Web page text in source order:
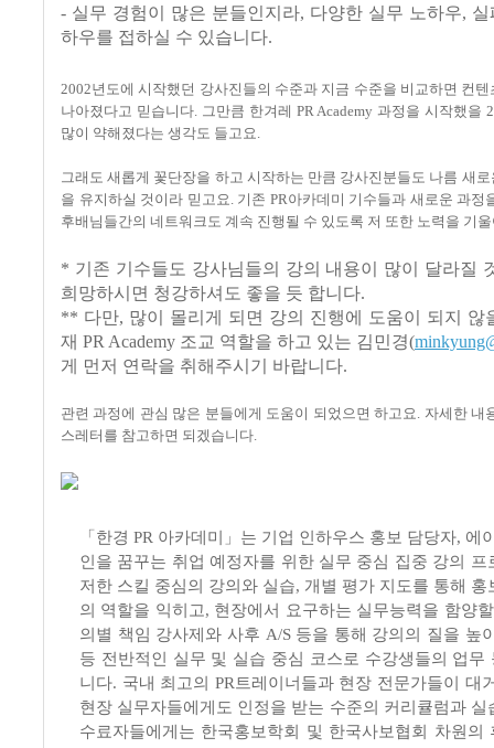
- 실무 경험이 많은 분들인지라, 다양한 실무 노하우,
하우를 접하실 수 있습니다.
2002년도에 시작했던 강사진들의 수준과 지금 수준을 비교하면 컨
나아졌다고 믿습니다. 그만큼 한겨레 PR Academy 과정을 시작했을
많이 약해졌다는 생각도 들고요.
그래도 새롭게 꽃단장을 하고 시작하는 만큼 강사진분들도 나름 새
을 유지하실 것이라 믿고요 기존 PR아카데미 기수들과 새로운 과정
후배님들간의 네트워크도 계속 진행될 수 있도록 저 또한 노력을 기
* 기존 기수들도 강사님들의 강의 내용이 많이 달라질
희망하시면 청강하셔도 좋을 듯 합니다.
** 다만, 많이 몰리게 되면 강의 진행에 도움이 되지 않
재 PR Academy 조교 역할을 하고 있는 김민경(
게 먼저 연락을 취해주시기 바랍니다.
관련 과정에 관심 많은 분들에게 도움이 되었으면 하고요. 자세한 내
스레터를 참고하면 되겠습니다.
「한경 PR 아카데미」는 기업 인하우스 홍보 담당자, 에
인을 꿈꾸는 취업 예정자를 위한 실무 중심 집중 강의 프
저한 스킬 중심의 강의와 실습, 개별 평가 지도를 통해 홍
의 역할을 익히고, 현장에서 요구하는 실무능력을 함양
의별 책임 강사제와 사후 A/S 등을 통해 강의의 질을 높
등 전반적인 실무 및 실습 중심 코스로 수강생들의 업무
니다. 국내 최고의 PR트레이너들과 현장 전문가들이 대
현장 실무자들에게도 인정을 받는 수준의 커리큘럼과 실
수료자들에게는 한국홍보학회 및 한국사보협회 차원의